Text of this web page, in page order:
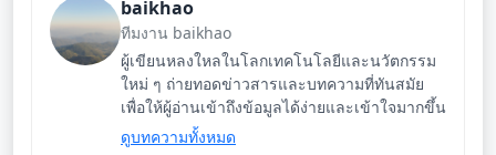
baikhao
ทีมงาน baikhao
ผู้เขียนหลงใหลในโลกเทคโนโลยีและนวัตกรรม
ใหม่ ๆ ถ่ายทอดข่าวสารและบทความที่ทันสมัย
เพื่อให้ผู้อ่านเข้าถึงข้อมูลได้ง่ายและเข้าใจมากขึ้น
ดูบทความทั้งหมด